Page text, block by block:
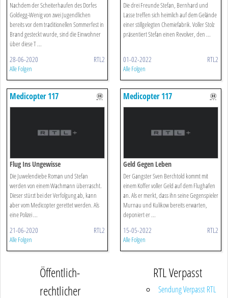
Nachdem der Scheiterhaufen des Dorfes
Goldegg-Wenig von zwei Jugendlichen
bereits vor dem traditionellen Sommerfest in
Brand gesteckt wurde, sind die Einwohner
über diese T ...
28-06-2020 RTL2
Alle Folgen
Die drei Freunde Stefan, Bernhard und
Lasse treffen sich heimlich auf dem Gelände
einer stillgelegten Chemiefabrik. Voller Stolz
präsentiert Stefan einen Revolver, den ...
01-02-2022 RTL2
Alle Folgen
Medicopter 117
Flug Ins Ungewisse
Die Juwelendiebe Roman und Stefan
werden von einem Wachmann überrascht.
Dieser stürzt bei der Verfolgung ab, kann
aber vom Medicopter gerettet werden. Als
eine Polizei ...
21-06-2020 RTL2
Alle Folgen
Medicopter 117
Geld Gegen Leben
Der Gangster Sven Berchtold kommt mit
einem Koffer voller Geld auf dem Flughafen
an. Als er merkt, dass ihn seine Gegenspieler
Murnau und Kulikow bereits erwarten,
deponiert er ...
15-05-2022 RTL2
Alle Folgen
Öffentlich-
rechtlicher
RTL Verpasst
Sendung Verpasst RTL